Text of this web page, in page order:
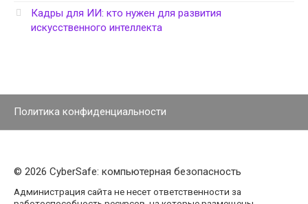
Кадры для ИИ: кто нужен для развития
искусственного интеллекта
Политика конфиденциальности
© 2026 CyberSafe: компьютерная безопасность
Администрация сайта не несет ответственности за